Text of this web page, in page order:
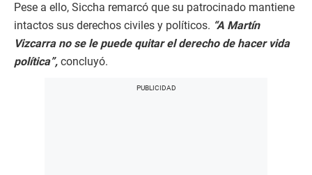
Pese a ello, Siccha remarcó que su patrocinado mantiene
intactos sus derechos civiles y políticos. “A Martín
Vizcarra no se le puede quitar el derecho de hacer vida
política”, concluyó.